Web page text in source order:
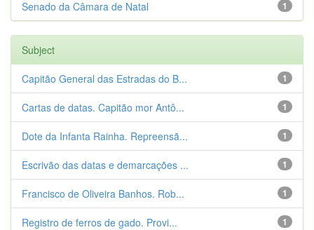
1
Senado da Câmara de Natal
Subject
1
Capitão General das Estradas do B...
1
Cartas de datas. Capitão mor Antô...
1
Dote da Infanta Rainha. Repreensã...
1
Escrivão das datas e demarcações ...
1
Francisco de Oliveira Banhos. Rob...
1
Registro de ferros de gado. Provi...